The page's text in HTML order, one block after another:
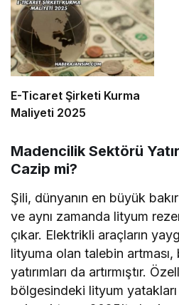
E-Ticaret Şirketi Kurma
Maliyeti 2025
Madencilik Sektörü
Cazip mi?
Şili, dünyanın en büyük
ve aynı zamanda lityum
çıkar. Elektrikli araçların
lityuma olan talebin
yatırımları da artırmıştır.
bölgesindeki lityum yatakları